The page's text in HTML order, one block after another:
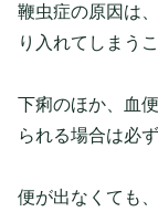
鞭虫症の原因は
り入れてしまう
下痢のほか、血
られる場合は必
便が出なくても、